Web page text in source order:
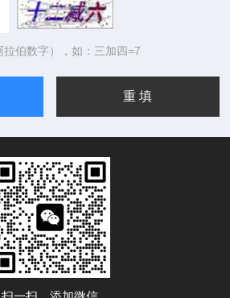
伯数字），如：三加四=7